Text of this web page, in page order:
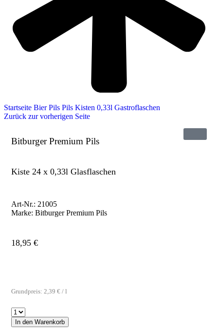
Startseite Bier Pils Pils Kisten 0,33l Gastroflaschen
Zurück zur vorherigen Seite
Bitburger Premium Pils
Kiste 24 x 0,33l Glasflaschen
Art-Nr.: 21005
Marke: Bitburger Premium Pils
18,95 €
Grundpreis: 2,39 € / l
In den Warenkorb